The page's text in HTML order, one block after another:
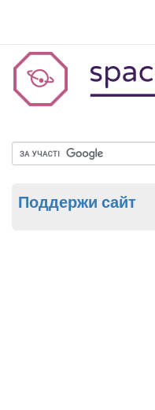
Поддержи сайт